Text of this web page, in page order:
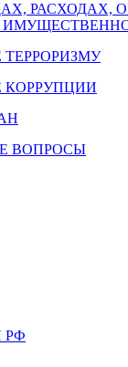
РАСХОДАХ,
КОРРУПЦИИ
ВОПРОСЫ
РФ